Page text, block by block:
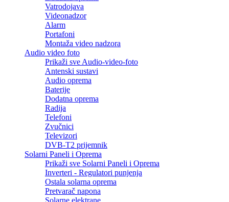
Vatrodojava
Videonadzor
Alarm
Portafoni
Montaža video nadzora
Audio video foto
Prikaži sve Audio-video-foto
Antenski sustavi
Audio oprema
Baterije
Dodatna oprema
Radija
Telefoni
Zvučnici
Televizori
DVB-T2 prijemnik
Solarni Paneli i Oprema
Prikaži sve Solarni Paneli i Oprema
Inverteri - Regulatori punjenja
Ostala solarna oprema
Pretvarač napona
Solarne elektrane